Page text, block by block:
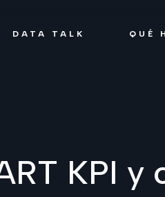
DATA TALK QUÉ
KPI y